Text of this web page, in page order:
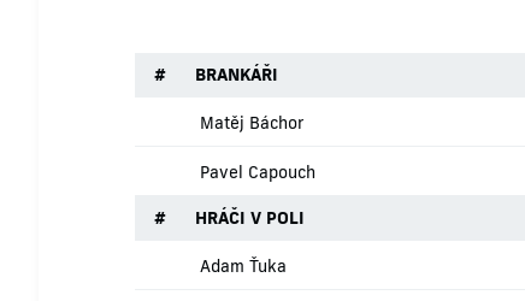
# BRANKÁŘI
Matěj Báchor
Pavel Capouch
# HRÁČI V POLI
Adam Ťuka